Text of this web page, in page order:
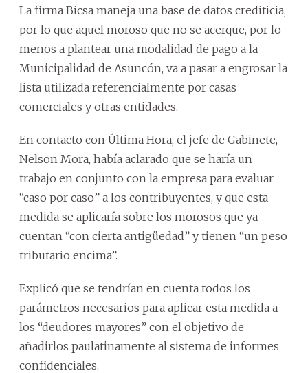
La firma Bicsa maneja una base de datos crediticia,
por lo que aquel moroso que no se acerque, por lo
menos a plantear una modalidad de pago a la
Municipalidad de Asuncón, va a pasar a engrosar la
lista utilizada referencialmente por casas
comerciales y otras entidades.
En contacto con Última Hora, el jefe de Gabinete,
Nelson Mora, había aclarado que se haría un
trabajo en conjunto con la empresa para evaluar
“caso por caso” a los contribuyentes, y que esta
medida se aplicaría sobre los morosos que ya
cuentan “con cierta antigüedad” y tienen “un peso
tributario encima”.
Explicó que se tendrían en cuenta todos los
parámetros necesarios para aplicar esta medida a
los “deudores mayores” con el objetivo de
añadirlos paulatinamente al sistema de informes
confidenciales.